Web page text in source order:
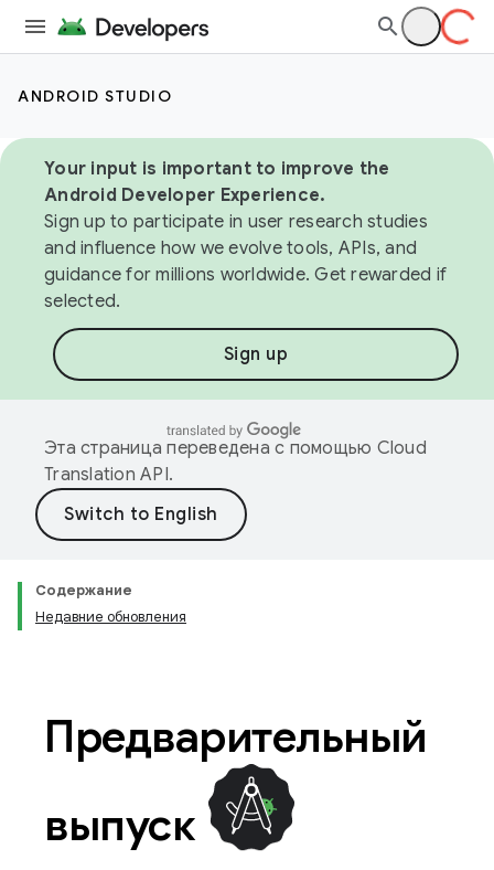
ANDROID STUDIO
Your input is important to improve the
Android Developer Experience.
Sign up to participate in user research studies
and influence how we evolve tools, APIs, and
guidance for millions worldwide. Get rewarded if
selected.
Sign up
Эта страница переведена с помощью Cloud
Translation API.
Содержание
Недавние обновления
Предварительный
выпуск